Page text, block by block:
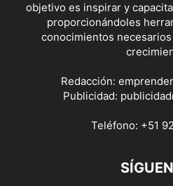
objetivo es inspirar y
proporcionándoles
conocimientos
Redacción:
Publicidad:
Teléfono: +51